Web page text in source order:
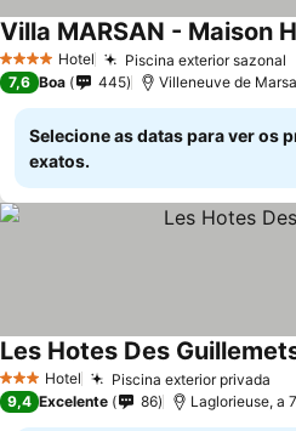
4 EstrelasHotel Piscina exterior sazonal
Ver preços
7,6 Boa 445 Villeneuve de
Selecione as datas para ver os
exatos.
3 EstrelasHotel Piscina exterior privada
Les Hotes Des
9,4 Excelente 86 Laglorieuse, a